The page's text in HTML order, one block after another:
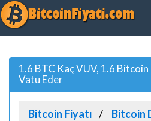
1.6 BTC Kaç VUV, 1.6
Vatu Eder
Bitcoin Fiyatı
Bitcoin